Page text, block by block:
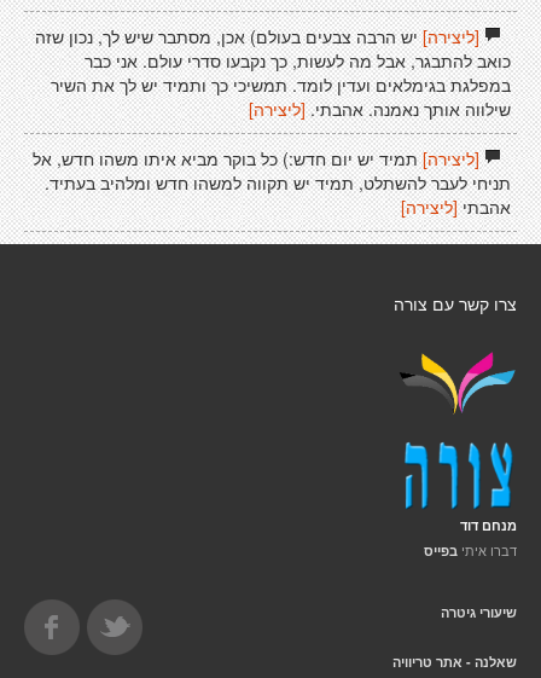
[ליצירה]יש הרבה צבעים בעולם) אכן, מסתבר שיש לך, נכון שזה
כואב להתבגר, אבל מה לעשות, כך נקבעו סדרי עולם. אני כבר
במפלגת בגימלאים ועדין לומד. תמשיכי כך ותמיד יש לך את השיר
שילווה אותך נאמנה. אהבתי. [ליצירה]
[ליצירה]תמיד יש יום חדש:) כל בוקר מביא איתו משהו חדש, אל
תניחי לעבר להשתלט, תמיד יש תקווה למשהו חדש ומלהיב בעתיד.
אהבתי [ליצירה]
צרו קשר עם צורה
מנחם דוד
דברו איתי בפייס
שיעורי גיטרה
שאלנה - אתר טריוויה